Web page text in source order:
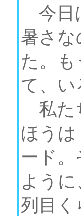
今日
暑さ
た。
て、
私た
ほう
ード
よう
列目く